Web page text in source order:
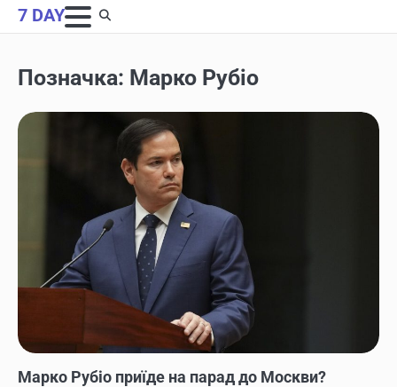
Skip
to
7 DAY
Позначка: Марко Рубіо
Марко Рубіо приїде на парад до Москви?